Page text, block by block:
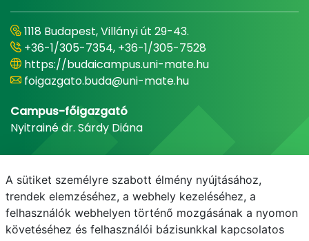
1118 Budapest, Villányi út 29-43.
+36-1/305-7354, +36-1/305-7528
https://budaicampus.uni-mate.hu
foigazgato.buda@uni-mate.hu
Campus-főigazgató
Nyitrainé dr. Sárdy Diána
A sütiket személyre szabott élmény nyújtásához,
trendek elemzéséhez, a webhely kezeléséhez, a
felhasználók webhelyen történő mozgásának a nyomon
követéséhez és felhasználói bázisunkkal kapcsolatos